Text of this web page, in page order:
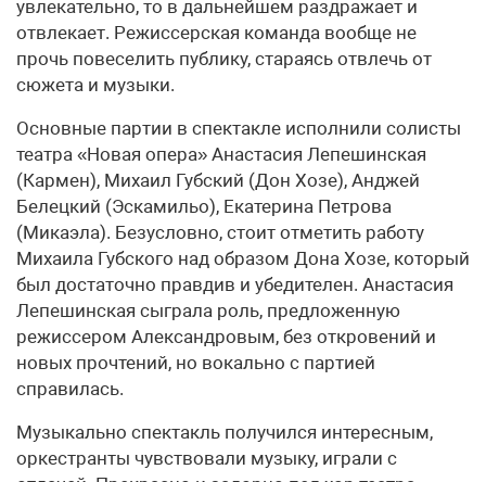
увлекательно, то в дальнейшем раздражает и
отвлекает. Режиссерская команда вообще не
прочь повеселить публику, стараясь отвлечь от
сюжета и музыки.
Основные партии в спектакле исполнили солисты
театра «Новая опера» Анастасия Лепешинская
(Кармен), Михаил Губский (Дон Хозе), Анджей
Белецкий (Эскамильо), Екатерина Петрова
(Микаэла). Безусловно, стоит отметить работу
Михаила Губского над образом Дона Хозе, который
был достаточно правдив и убедителен. Анастасия
Лепешинская сыграла роль, предложенную
режиссером Александровым, без откровений и
новых прочтений, но вокально с партией
справилась.
Музыкально спектакль получился интересным,
оркестранты чувствовали музыку, играли с